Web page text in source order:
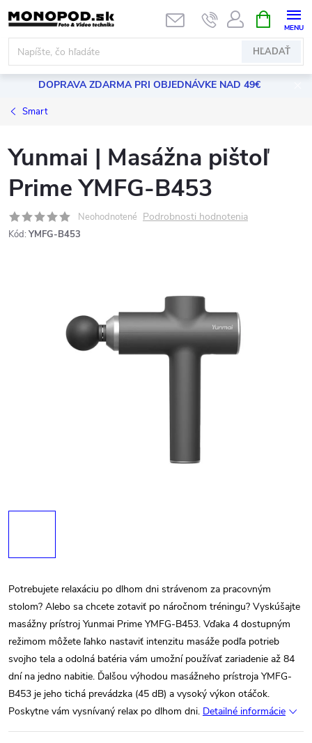
Prejsť
na
obsah
HĽADAŤ
KOŠÍK
DOPRAVA ZDARMA PRI OBJEDNÁVKE NAD 49€
Smart
Yunmai | Masážna pištoľ
Prime YMFG-B453
Neohodnotené Podrobnosti hodnotenia
Kód: YMFG-B453
Potrebujete relaxáciu po dlhom dni strávenom za pracovným
stolom? Alebo sa chcete zotaviť po náročnom tréningu? Vyskúšajte
masážny prístroj Yunmai Prime YMFG-B453. Vďaka 4 dostupným
režimom môžete ľahko nastaviť intenzitu masáže podľa potrieb
svojho tela a odolná batéria vám umožní používať zariadenie až 84
dní na jedno nabitie. Ďalšou výhodou masážneho prístroja YMFG-
B453 je jeho tichá prevádzka (45 dB) a vysoký výkon otáčok.
Poskytne vám vysnívaný relax po dlhom dni. Detailné informácie